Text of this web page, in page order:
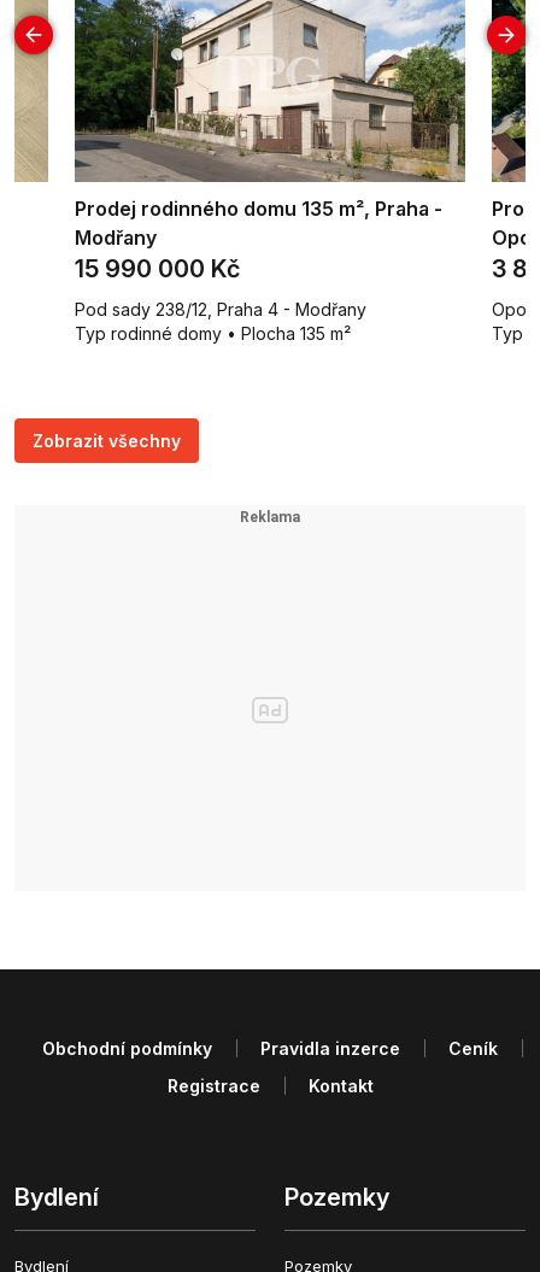
Prodej rodinného domu 135 m², Praha -
Modřany
15 990 000 Kč
Pod sady 238/12, Praha 4 - Modřany
Typ rodinné domy • Plocha 135 m²
3
Typ
Zobrazit všechny
Bydlení
Bydlení
Pozemky
Pozemky
Obchodní podmínky Pravidla inzerce
Ceník
Registrace
Kontakt